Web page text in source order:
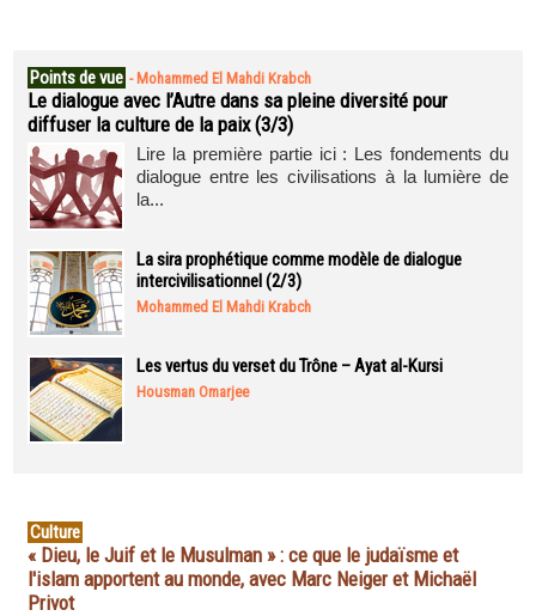
Points de vue - Mohammed El Mahdi Krabch
Le dialogue avec l’Autre dans sa pleine diversité pour
diffuser la culture de la paix (3/3)
Lire la première partie ici : Les fondements du
dialogue entre les civilisations à la lumière de
la...
La sira prophétique comme modèle de dialogue
intercivilisationnel (2/3)
Mohammed El Mahdi Krabch
Les vertus du verset du Trône – Ayat al-Kursi
Housman Omarjee
Culture
« Dieu, le Juif et le Musulman » : ce que le judaïsme et
l'islam apportent au monde, avec Marc Neiger et Michaël
Privot